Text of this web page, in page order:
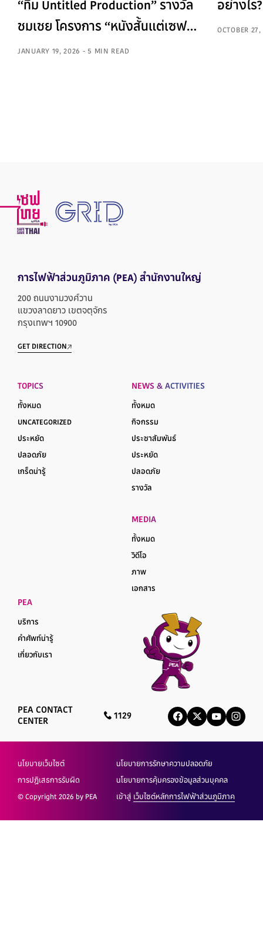
“ทีม Untitled Production” รางวัล
ชมเชย โครงการ “หนังสั้นแต่เซฟ
ยาว”
JANUARY 19, 2026 - 5 MIN READ
อย่างไร?
OCTOBER
การไฟฟ้าส่วนภูมิภาค (PEA) สำนักงานใหญ่
200 ถนนงามวงศ์วาน
แขวงลาดยาว เขตจตุจักร
กรุงเทพฯ 10900
GET DIRECTION
TOPICS
ทั้งหมด
UNCATEGORIZED
ประหยัด
ปลอดภัย
เกร็ดน่ารู้
NEWS & ACTIVITIES
ทั้งหมด
กิจกรรม
ประชาสัมพันธ์
ประหยัด
ปลอดภัย
รางวัล
MEDIA
ทั้งหมด
วิดีโอ
ภาพ
เอกสาร
PEA
บริการ
คำศัพท์น่ารู้
เกี่ยวกับเรา
PEA CONTACT
CENTER
1129
นโยบายเว็บไซต์ นโยบายการรักษาความปลอดภัย
นโยบายการคุ้มครองข้อมูลส่วนบุคคล
การปฏิเสธการรับผิด
© Copyright 2026 by PEA เข้าสู่ เว็บไซต์หลักการไฟฟ้าส่วนภูมิภาค